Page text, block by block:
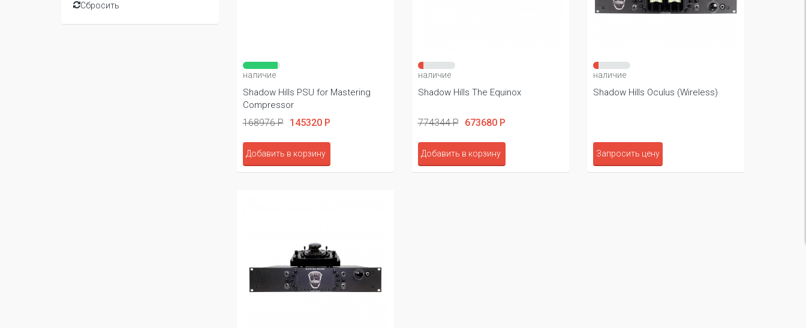
Сбросить
наличие
Shadow Hills PSU for Mastering
Compressor
168976 Р 145320 Р
Добавить в корзину
наличие
Shadow Hills The Equinox
774344 Р 673680 Р
Добавить в корзину
наличие
Shadow Hills Oculus (Wireless)
Запросить цену